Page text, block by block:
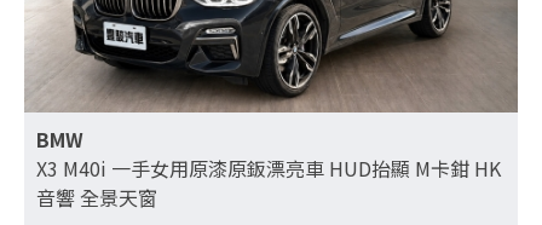
BMW
X3 M40i 一手女用原漆原鈑漂亮車 HUD抬顯 M卡鉗 HK
音響 全景天窗